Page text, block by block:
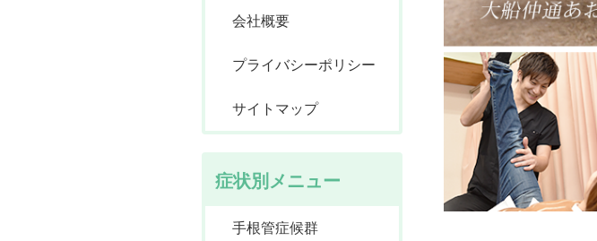
会社概要
プライバシーポリシー
サイトマップ
症状別メニュー
手根管症候群